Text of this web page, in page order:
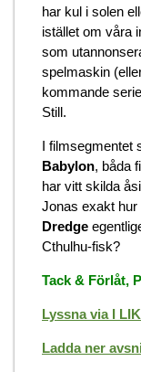
har kul i solen
istället om våra
som
spelmaskin
kommande
Still.
I filmsegmentet
Babylon, båda
har vitt skilda
Jonas exakt
Dredge
Cthulhu-fisk?
Tack & Förlåt,
Lyssna via I
Ladda ner